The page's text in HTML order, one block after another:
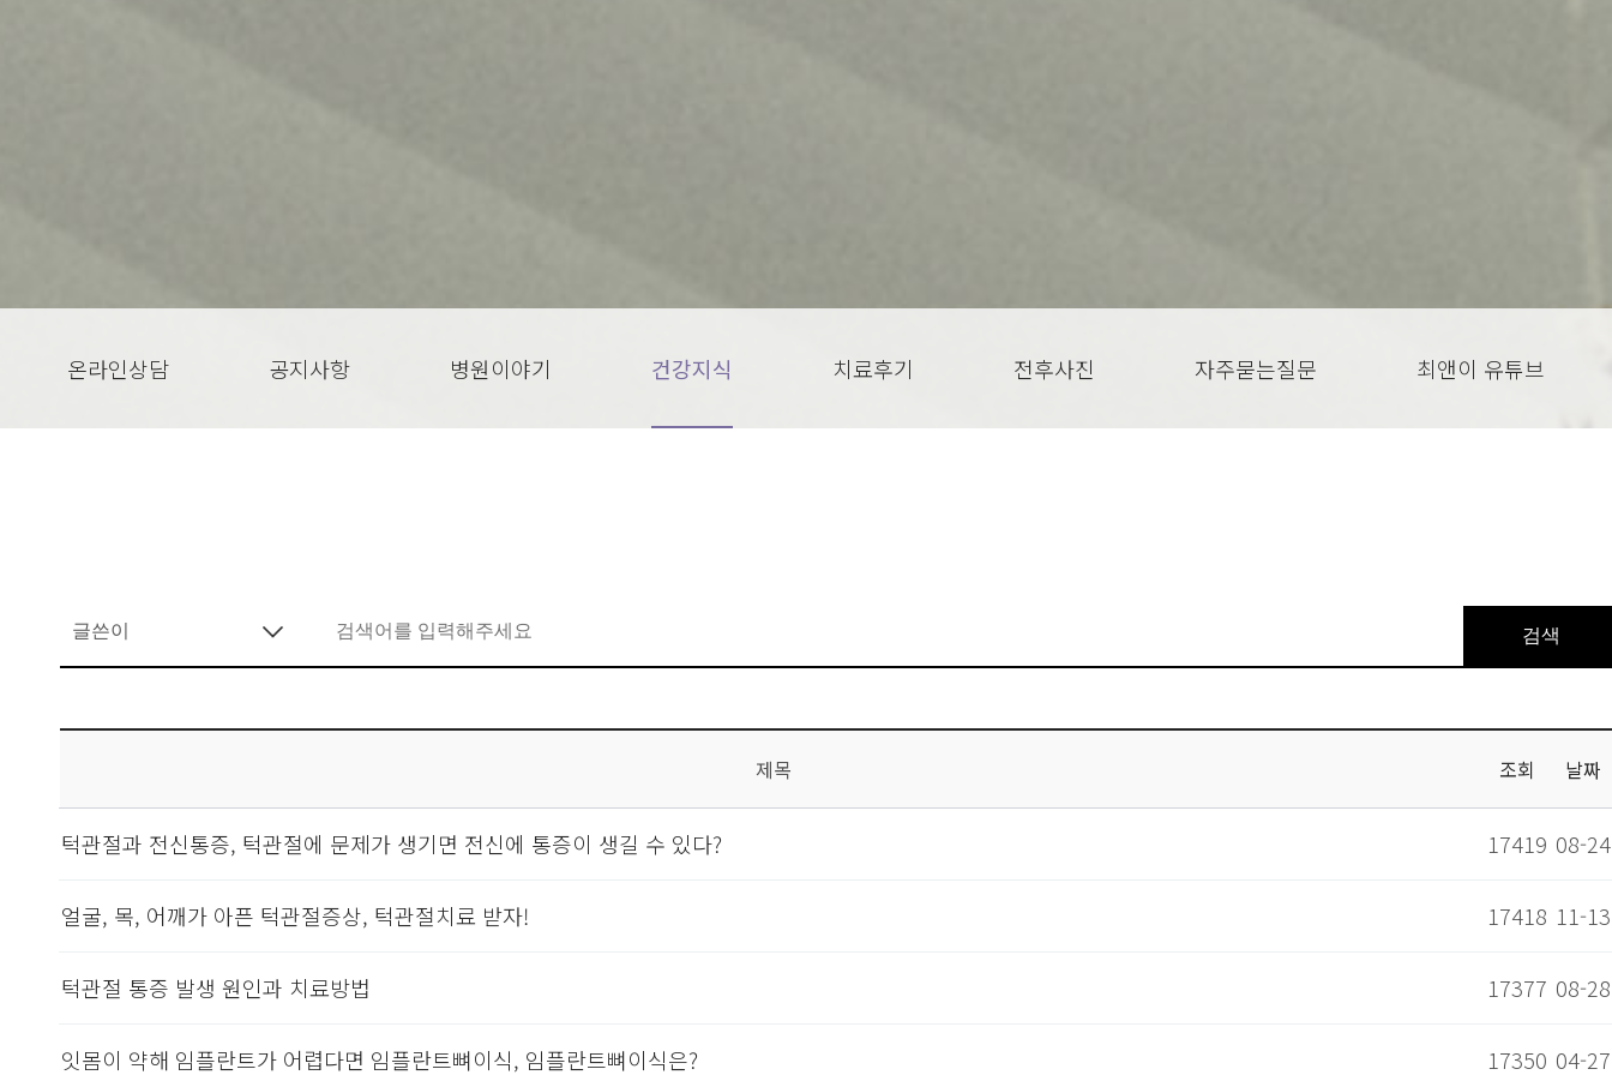
온라인상담 공지사항 병원이야기 건강지식 치료후기 전후사진 자주묻는질문 최앤이 유튜브
검색
제목 조회 날짜
턱관절과 전신통증, 턱관절에 문제가 생기면 전신에 통증이 생길 수 있다? 17419 08-24
얼굴, 목, 어깨가 아픈 턱관절증상, 턱관절치료 받자! 17418 11-13
턱관절 통증 발생 원인과 치료방법 17377 08-28
잇몸이 약해 임플란트가 어렵다면 임플란트뼈이식, 임플란트뼈이식은? 17350 04-27